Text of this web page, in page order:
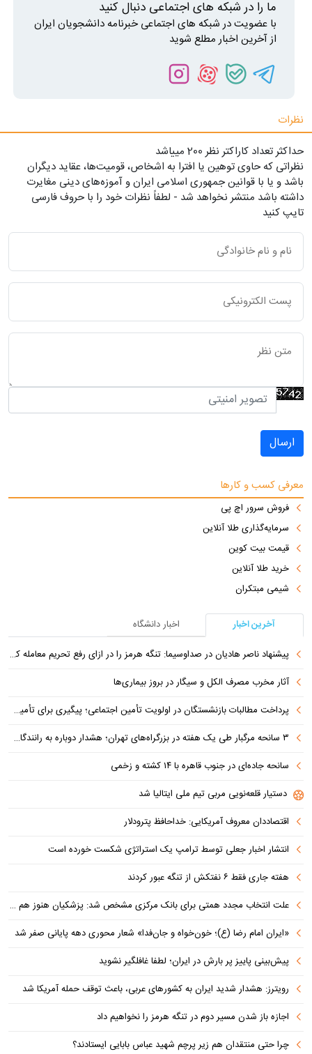
ما را در شبکه های اجتماعی دنبال کنید
با عضویت در شبکه های اجتماعی خبرنامه دانشجویان ایران
از آخرین اخبار مطلع شوید
نظرات
حداکثر تعداد کاراکتر نظر 200 ميياشد
نظراتی که حاوی توهین یا افترا به اشخاص، قومیت‌ها، عقاید دیگران
باشد و یا با قوانین جمهوری اسلامی ایران و آموزه‌های دینی مغایرت
داشته باشد منتشر نخواهد شد - لطفاً نظرات خود را با حروف فارسی
تایپ کنید
ارسال
معرفی کسب و کارها
فروش سرور اچ پی
سرمایه‌گذاری طلا آنلاین
قیمت بیت کوین
خرید طلا آنلاین
شیمی مبتکران
آخرین اخبار
اخبار دانشگاه
پیشنهاد ناصر هادیان در صداوسیما: تنگه هرمز را در ازای رفع تحریم معامله کنیم
آثار مخرب مصرف الکل و سیگار در بروز بیماری‌ها
پرداخت مطالبات بازنشستگان در اولویت تأمین اجتماعی؛ پیگیری برای تأمین منابع ادامه دارد
۳ سانحه مرگبار طی یک هفته در بزرگراه‌های تهران؛ هشدار دوباره به رانندگان و عابران
سانحه جاده‌ای در جنوب قاهره با ۱۴ کشته و زخمی
دستیار قلعه‌نویی مربی تیم ملی ایتالیا شد
اقتصاددان معروف آمریکایی: خداحافظ پترودلار
انتشار اخبار جعلی توسط ترامپ یک استراتژی شکست خورده است
هفته جاری فقط ۶ نفتکش از تنگه عبور کردند
علت انتخاب مجدد همتی برای بانک مرکزی مشخص شد: پزشکیان هنوز هم متوجه نشده است چرا همتی استیضاح شد!
«ایران امام رضا (ع)؛ خون‌خواه و جان‌فدا» شعار محوری دهه پایانی صفر شد
پیش‌بینی پاییز پر بارش در ایران؛ لطفا غافلگیر نشوید
رویترز: هشدار شدید ایران به کشورهای عربی، باعث توقف حمله آمریکا شد
اجازه باز شدن مسیر دوم در تنگه هرمز را نخواهیم داد
چرا حتی منتقدان هم زیر پرچم شهید عباس بابایی ایستادند؟